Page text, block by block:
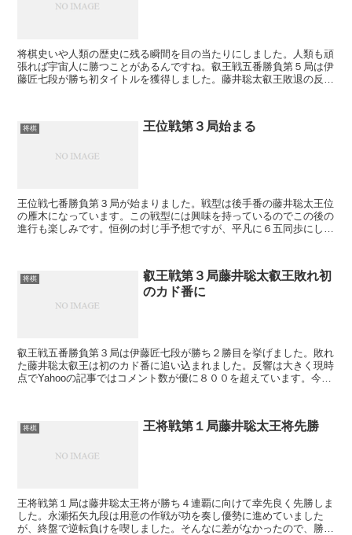
将棋史いや人類の歴史に残る瞬間を目の当たりにしました。人類も頑
張れば宇宙人に勝つことがあるんですね。叡王戦五番勝負第５局は伊
藤匠七段が勝ち初タイトルを獲得しました。藤井聡太叡王敗退の反響
将棋 王位戦第３局始まる
王位戦七番勝負第３局が始まりました。戦型は後手番の藤井聡太王位
の雁木になっています。この戦型には興味を持っているのでこの後の
進行も楽しみです。恒例の封じ手予想ですが、平凡に６五同歩にしま
将棋
叡王戦第３局藤井聡太叡王敗れ初
のカド番に
叡王戦五番勝負第３局は伊藤匠七段が勝ち２勝目を挙げました。敗れ
た藤井聡太叡王は初のカド番に追い込まれました。反響は大きく現時
点でYahooの記事ではコメント数が優に８００を超えています。今ま
将棋 王将戦第１局藤井聡太王将先勝
王将戦第１局は藤井聡太王将が勝ち４連覇に向けて幸先良く先勝しま
した。永瀬拓矢九段は用意の作戦が功を奏し優勢に進めていました
が、終盤で逆転負けを喫しました。そんなに差がなかったので、勝ち